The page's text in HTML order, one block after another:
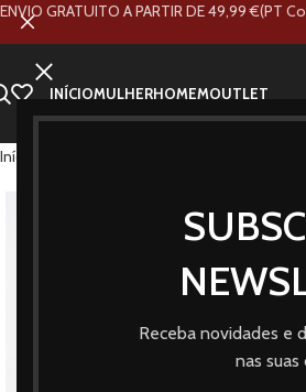
Receba novidades e
nas suas
INÍCIOMULHERHOMEMOUTLET
Início
NOVO
ENVIO GRATUITO A PARTIR DE 49,99 €(PT